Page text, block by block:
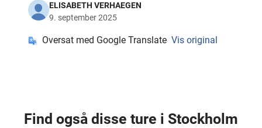
ELISABETH VERHAEGEN
9. september 2025
Oversat med Google Translate Vis original
Find også disse ture i Stockholm